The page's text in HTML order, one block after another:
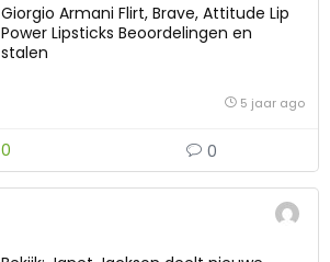
Giorgio Armani Flirt, Brave, Attitude Lip
Power Lipsticks Beoordelingen en
stalen
5 jaar ago
0 0